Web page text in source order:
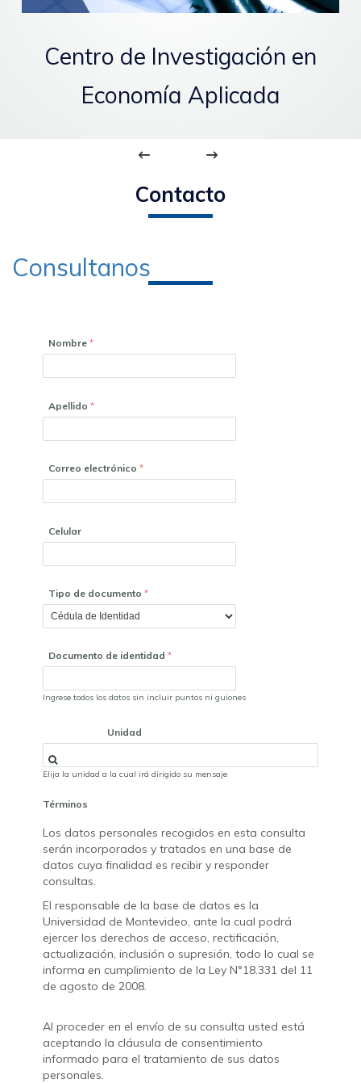
Centro de Investigación en
Economía Aplicada
Contacto
Consultanos
Nombre
Apellido
Correo electrónico
Celular
Tipo de documento
Documento de identidad
Ingrese todos los datos sin incluir puntos ni guiones
Unidad
Elija la unidad a la cual irá dirigido su mensaje
Términos
Los datos personales recogidos en esta consulta
serán incorporados y tratados en una base de
datos cuya finalidad es recibir y responder
consultas.
El responsable de la base de datos es la
Universidad de Montevideo, ante la cual podrá
ejercer los derechos de acceso, rectificación,
actualización, inclusión o supresión, todo lo cual se
informa en cumplimiento de la Ley N°18.331 del 11
de agosto de 2008.
Al proceder en el envío de su consulta usted está
aceptando la cláusula de consentimiento
informado para el tratamiento de sus datos
personales.